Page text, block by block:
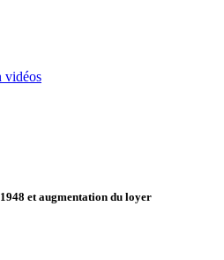
vidéos
et augmentation du loyer